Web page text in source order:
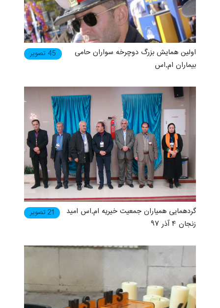
45 تصویر
اولین همایش بزرگ دوچرخه سواران حامی
بیماران ام.اس
21 تصویر
گردهمایی همیاران جمعیت خیریه ام.اس امید
زنجان ۴ آذر ۹۷